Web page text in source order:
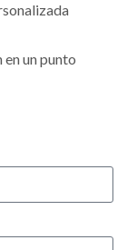
un punto